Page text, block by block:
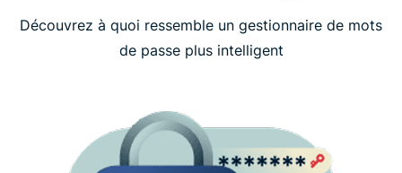
Découvrez à quoi ressemble un gestionnaire de mots
de passe plus intelligent